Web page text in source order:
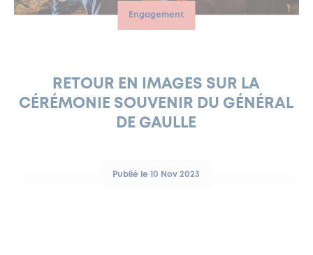
EAU POTABLE ET ASSAINISSEMENT
INFORMATIONS PRATIQUES
SUBVENTIONS
PANNEAUX D’AFFICHAGE LIBRE
GRÖBENZELL
DÉVELOPPEMENT DURABLE
ÉCONOMIES D’ÉNERGIE
Engagement
RETOUR EN IMAGES SUR LA
CÉRÉMONIE SOUVENIR DU GÉNÉRAL
DE GAULLE
Publié le 10 Nov 2023